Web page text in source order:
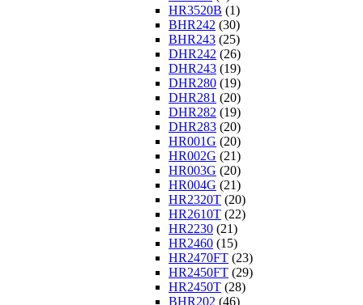
HR3520B (1)
BHR242 (30)
BHR243 (25)
DHR242 (26)
DHR243 (19)
DHR280 (19)
DHR281 (20)
DHR282 (19)
DHR283 (20)
HR001G (20)
HR002G (21)
HR003G (20)
HR004G (21)
HR2320T (20)
HR2610T (22)
HR2230 (21)
HR2460 (15)
HR2470FT (23)
HR2450FT (29)
HR2450T (28)
BHR202 (46)